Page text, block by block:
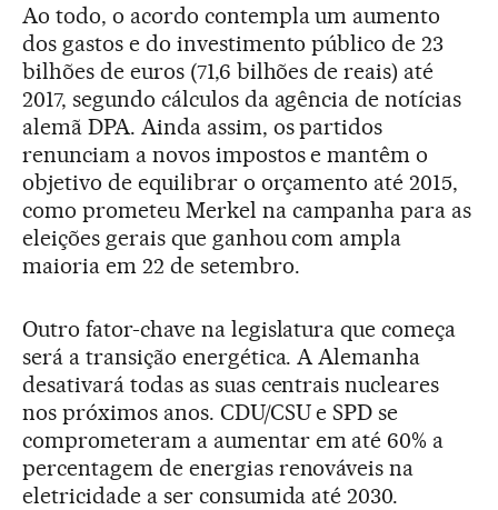
Ao todo, o acordo contempla um aumento
dos gastos e do investimento público de 23
bilhões de euros (71,6 bilhões de reais) até
2017, segundo cálculos da agência de notícias
alemã DPA. Ainda assim, os partidos
renunciam a novos impostos e mantêm o
objetivo de equilibrar o orçamento até 2015,
como prometeu Merkel na campanha para as
eleições gerais que ganhou com ampla
maioria em 22 de setembro.
Outro fator-chave na legislatura que começa
será a transição energética. A Alemanha
desativará todas as suas centrais nucleares
nos próximos anos. CDU/CSU e SPD se
comprometeram a aumentar em até 60% a
percentagem de energias renováveis na
eletricidade a ser consumida até 2030.